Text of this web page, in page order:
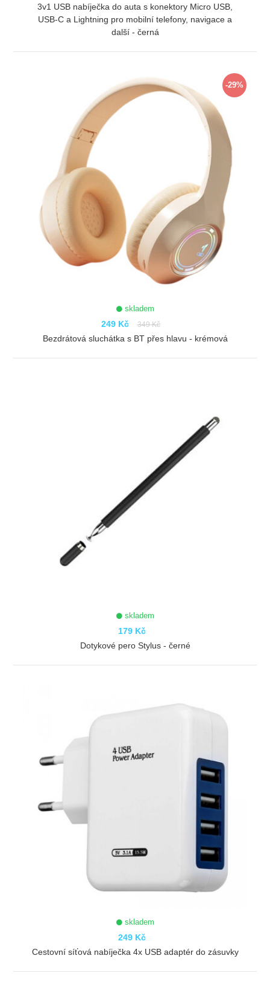
3v1 USB nabíječka do auta s konektory Micro USB,
USB-C a Lightning pro mobilní telefony, navigace a
další - černá
-29%
skladem
249 Kč 349 Kč
Bezdrátová sluchátka s BT přes hlavu - krémová
skladem
179 Kč
Dotykové pero Stylus - černé
skladem
249 Kč
Cestovní síťová nabíječka 4x USB adaptér do zásuvky